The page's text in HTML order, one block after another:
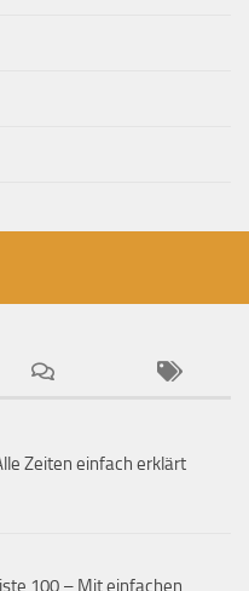
Zeiten einfach erklärt
100 – Mit einfachen